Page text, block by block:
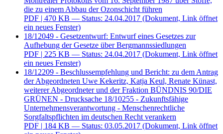
die zu einem Abbau der Ozonschicht führen
PDF | 470 KB — Status: 24.04.2017 (Dokument, Link öffnet
ein neues Fenster)
18/12049 - Gesetzentwurf: Entwurf eines Gesetzes zur
Aufhebung der Gesetze über Bergmannssiedlungen
PDF | 225 KB — Status: 24.04.2017 (Dokument, Link öffnet
ein neues Fenster)
18/12209 - Beschlussempfehlung und Bericht: zu dem Antrag
der Abgeordneten Uwe Kekeritz, Katja Keul, Renate Künast,
weiterer Abgeordneter und der Fraktion BÜNDNIS 90/DIE
GRÜNEN - Drucksache 18/10255 - Zukunftsfähige
Unternehmensverantwortung - Menschenrechtliche
Sorgfaltspflichten im deutschen Recht verankern
PDF | 184 KB — Status: 03.05.2017 (Dokument, Link öffnet